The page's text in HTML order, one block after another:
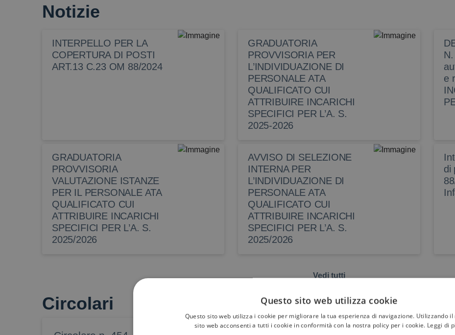
Notizie
INTERPELLO PER LA
COPERTURA DI POSTI
ART.13 C.23 OM 88/2024
GRADUATORIA
PROVVISORIA PER
L’INDIVIDUAZIONE DI
PERSONALE ATA
QUALIFICATO CUI
ATTRIBUIRE INCARICHI
SPECIFICI PER L’A. S.
2025-2026
e
GRADUATORIA
PROVVISORIA
VALUTAZIONE ISTANZE
PER IL PERSONALE ATA
QUALIFICATO CUI
ATTRIBUIRE INCARICHI
SPECIFICI PER L’A. S.
2025/2026
AVVISO DI SELEZIONE
INTERNA PER
L’INDIVIDUAZIONE DI
PERSONALE ATA
QUALIFICATO CUI
ATTRIBUIRE INCARICHI
SPECIFICI PER L’A. S.
2025/2026
di
Vedi tutti
Circolari Questo sito web utilizza cookie
Questo sito web utilizza i cookie per migliorare la tua esperienza di navigazione. Utilizzando il
sito web acconsenti a tutti i cookie in conformità con la nostra policy per i cookie. Leggi di